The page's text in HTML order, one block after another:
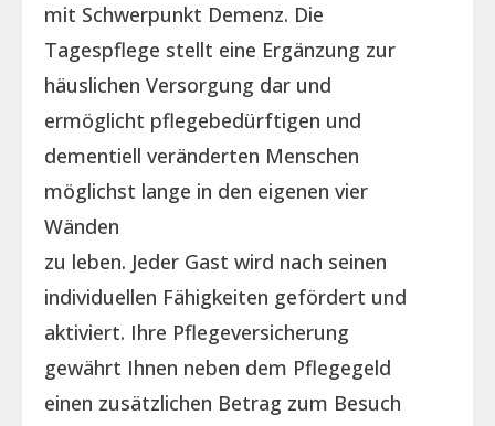
mit Schwerpunkt Demenz. Die
Tagespflege stellt eine Ergänzung zur
häuslichen Versorgung dar und
ermöglicht pflegebedürftigen und
dementiell veränderten Menschen
möglichst lange in den eigenen vier
Wänden
zu leben. Jeder Gast wird nach seinen
individuellen Fähigkeiten gefördert und
aktiviert. Ihre Pflegeversicherung
gewährt Ihnen neben dem Pflegegeld
einen zusätzlichen Betrag zum Besuch